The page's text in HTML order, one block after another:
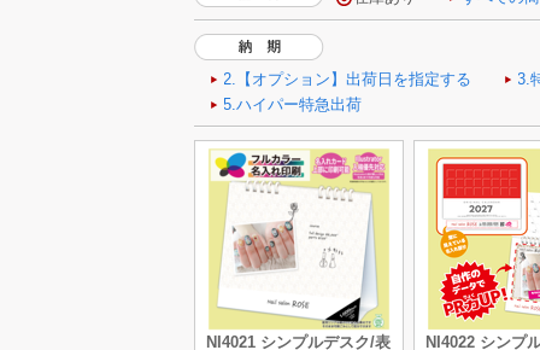
NI4021 シンプルデスク/表
NI4022 シンプ